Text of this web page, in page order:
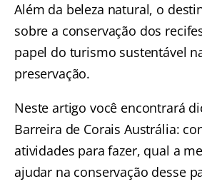
Além da beleza natural, o
sobre a conservação dos
papel do turismo sustentável
preservação.
Neste artigo você encontrará
Barreira de Corais Austrália:
atividades para fazer, qual a
ajudar na conservação desse